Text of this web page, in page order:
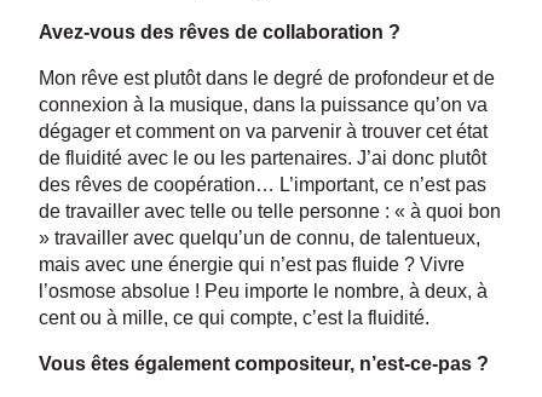
Avez-vous des rêves de collaboration ?
Mon rêve est plutôt dans le degré de profondeur et de
connexion à la musique, dans la puissance qu’on va
dégager et comment on va parvenir à trouver cet état
de fluidité avec le ou les partenaires. J’ai donc plutôt
des rêves de coopération… L’important, ce n’est pas
de travailler avec telle ou telle personne : « à quoi bon
» travailler avec quelqu’un de connu, de talentueux,
mais avec une énergie qui n’est pas fluide ? Vivre
l’osmose absolue ! Peu importe le nombre, à deux, à
cent ou à mille, ce qui compte, c’est la fluidité.
Vous êtes également compositeur, n’est-ce-pas ?